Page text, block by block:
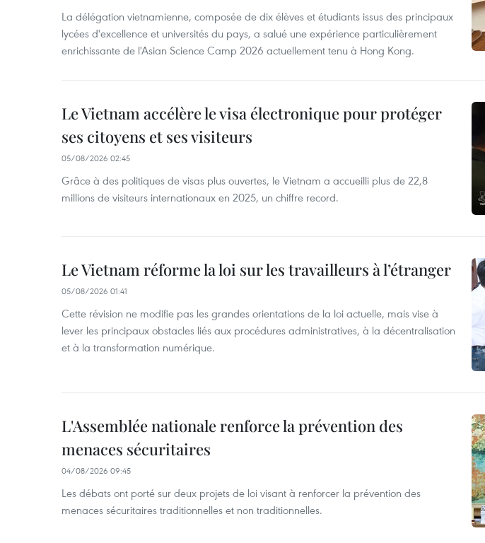
La délégation vietnamienne, composée de dix élèves et étudiants issus des principaux
lycées d'excellence et universités du pays, a salué une expérience particulièrement
enrichissante de l'Asian Science Camp 2026 actuellement tenu à Hong Kong.
Le Vietnam accélère le visa électronique pour protéger
ses citoyens et ses visiteurs
05/08/2026 02:45
Grâce à des politiques de visas plus ouvertes, le Vietnam a accueilli plus de 22,8
millions de visiteurs internationaux en 2025, un chiffre record.
Le Vietnam réforme la loi sur les travailleurs à l’étranger
05/08/2026 01:41
Cette révision ne modifie pas les grandes orientations de la loi actuelle, mais vise à
lever les principaux obstacles liés aux procédures administratives, à la décentralisation
et à la transformation numérique.
L'Assemblée nationale renforce la prévention des
menaces sécuritaires
04/08/2026 09:45
Les débats ont porté sur deux projets de loi visant à renforcer la prévention des
menaces sécuritaires traditionnelles et non traditionnelles.